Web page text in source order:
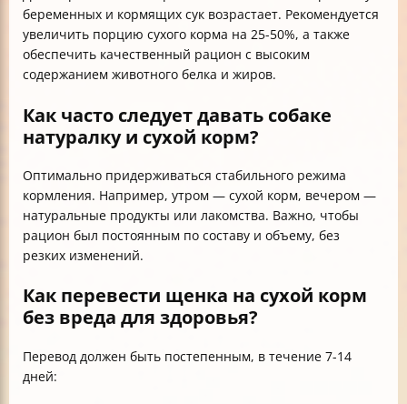
беременных и кормящих сук возрастает. Рекомендуется
увеличить порцию сухого корма на 25-50%, а также
обеспечить качественный рацион с высоким
содержанием животного белка и жиров.
Как часто следует давать собаке
натуралку и сухой корм?
Оптимально придерживаться стабильного режима
кормления. Например, утром — сухой корм, вечером —
натуральные продукты или лакомства. Важно, чтобы
рацион был постоянным по составу и объему, без
резких изменений.
Как перевести щенка на сухой корм
без вреда для здоровья?
Перевод должен быть постепенным, в течение 7-14
дней: